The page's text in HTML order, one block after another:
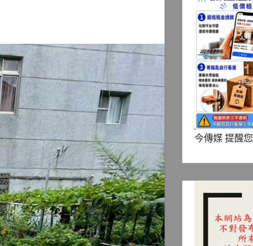
今傳媒 提醒您